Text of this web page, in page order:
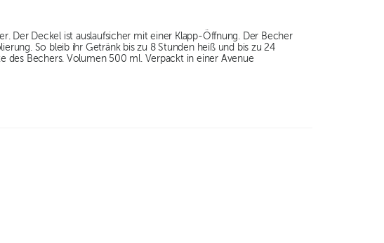
Der Deckel ist auslaufsicher mit einer Klapp-Öffnung. Der Becher
So bleib ihr Getränk bis zu 8 Stunden heiß und bis zu 24
des Bechers. Volumen 500 ml. Verpackt in einer Avenue